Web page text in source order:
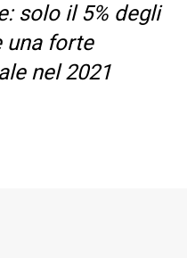
solo il 5% degli
una forte
nel 2021